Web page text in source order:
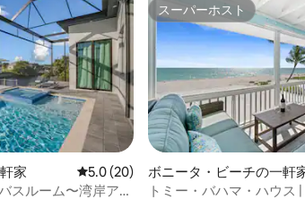
平均評価
スです。
家 レビュー20件、5つ星中5.0つ星の平均
5.0 (20)
スルーム〜湾岸アク
ル
スーパーホスト
スーパーホスト
ボニータ・ビーチの一軒
トミー・バハマ・ハウス